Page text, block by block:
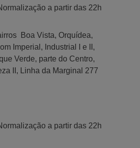
a partir das 22h
Boa Vista, Orquídea,
Imperial, Industrial I e II,
Verde, parte do Centro,
II, Linha da Marginal 277
a partir das 22h